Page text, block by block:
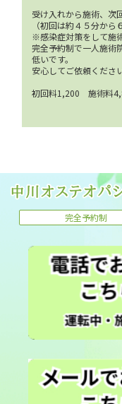
受け入れから施術、次
（初回は約４５分から
※感染症対策をして施
完全予約制で一人施術
低いです。
安心してご依頼ください
初回料1,200 施術料
完全予約制